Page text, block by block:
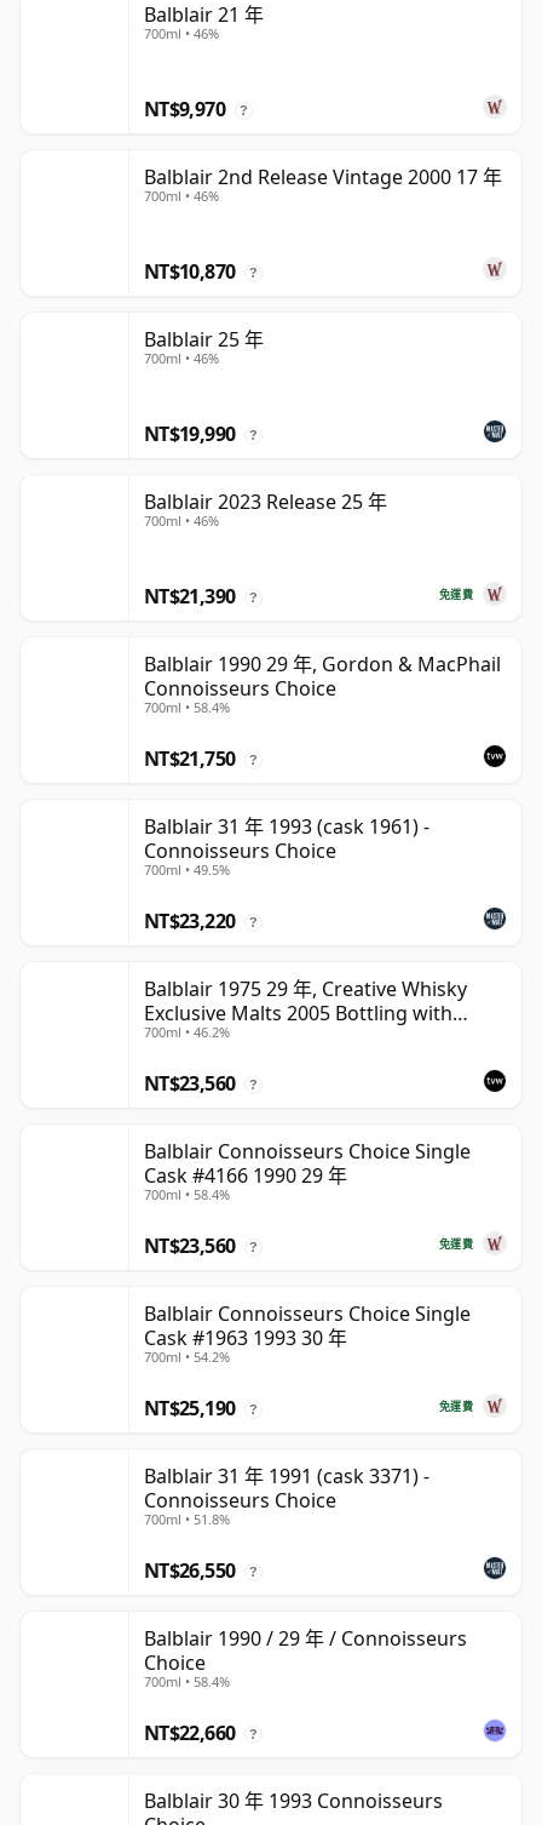
Balblair 21 年
700ml • 46%
NT$9,970 ?
Balblair 2nd Release Vintage 2000 17 年
700ml • 46%
NT$10,870 ?
Balblair 25 年
700ml • 46%
NT$19,990 ?
Balblair 2023 Release 25 年
700ml • 46%
免運費
NT$21,390 ?
Balblair 1990 29 年, Gordon & MacPhail
Connoisseurs Choice
700ml • 58.4%
NT$21,750 ?
Balblair 31 年 1993 (cask 1961) -
Connoisseurs Choice
700ml • 49.5%
NT$23,220 ?
Balblair 1975 29 年, Creative Whisky
Exclusive Malts 2005 Bottling with
Carton
700ml • 46.2%
NT$23,560 ?
Balblair Connoisseurs Choice Single
Cask #4166 1990 29 年
700ml • 58.4%
免運費
NT$23,560 ?
Balblair Connoisseurs Choice Single
Cask #1963 1993 30 年
700ml • 54.2%
免運費
NT$25,190 ?
Balblair 31 年 1991 (cask 3371) -
Connoisseurs Choice
700ml • 51.8%
NT$26,550 ?
Balblair 1990 / 29 年 / Connoisseurs
Choice
700ml • 58.4%
NT$22,660 ?
Balblair 30 年 1993 Connoisseurs